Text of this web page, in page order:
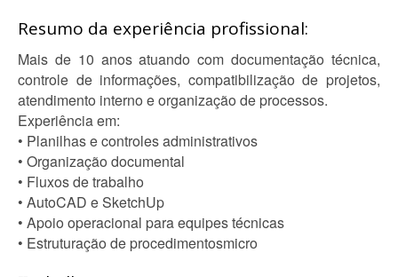
Resumo da experiência profissional:
Mais de 10 anos atuando com documentação técnica,
controle de informações, compatibilização de projetos,
atendimento interno e organização de processos.
Experiência em:
• Planilhas e controles administrativos
• Organização documental
• Fluxos de trabalho
• AutoCAD e SketchUp
• Apoio operacional para equipes técnicas
• Estruturação de procedimentosmicro